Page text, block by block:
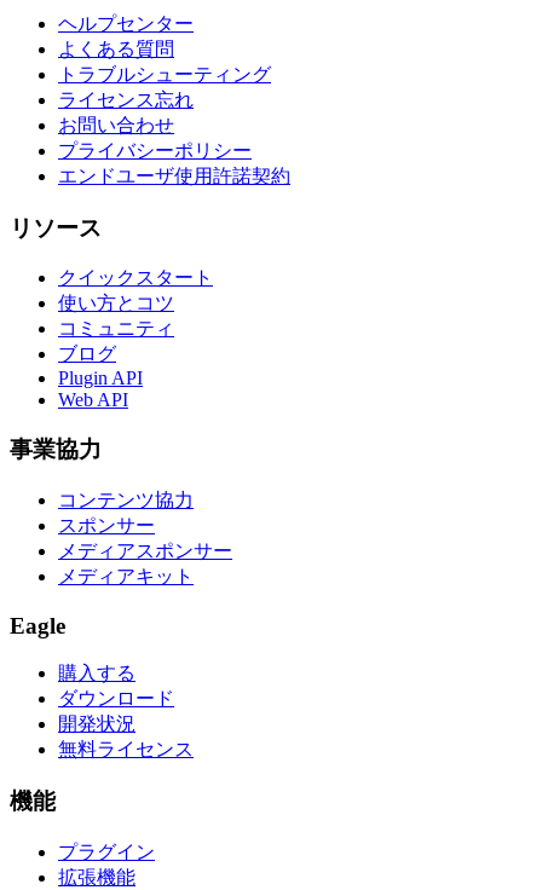
ヘルプセンター
よくある質問
トラブルシューティング
ライセンス忘れ
お問い合わせ
プライバシーポリシー
エンドユーザ使用許諾契約
リソース
クイックスタート
使い方とコツ
コミュニティ
ブログ
Plugin API
Web API
事業協力
コンテンツ協力
スポンサー
メディアスポンサー
メディアキット
Eagle
購入する
ダウンロード
開発状況
無料ライセンス
機能
プラグイン
拡張機能